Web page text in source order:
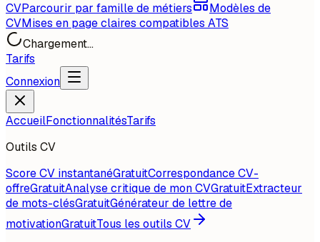
CVParcourir par famille de métiers
Modèles de
CVMises en page claires compatibles ATS
Chargement...
Tarifs
Connexion
AccueilFonctionnalitésTarifs
Outils CV
Score CV instantanéGratuitCorrespondance CV-
offreGratuitAnalyse critique de mon CVGratuitExtracteur
de mots-clésGratuitGénérateur de lettre de
motivationGratuitTous les outils CV